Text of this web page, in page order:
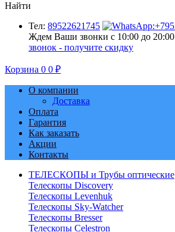
Найти
Тел: 89522621745
Ждем Ваши звонки с 10:00 до 20:00
звонок - получите скидку
Корзина 0 0 ₽
О компании
Доставка
Оплата
Гарантия
Как заказать
Акции
Контакты
ТЕЛЕСКОПЫ и Трубы оптические
Телескопы Discovery
Телескопы Levenhuk
Телескопы Sky-Watcher
Телескопы Bresser
Телескопы Celestron